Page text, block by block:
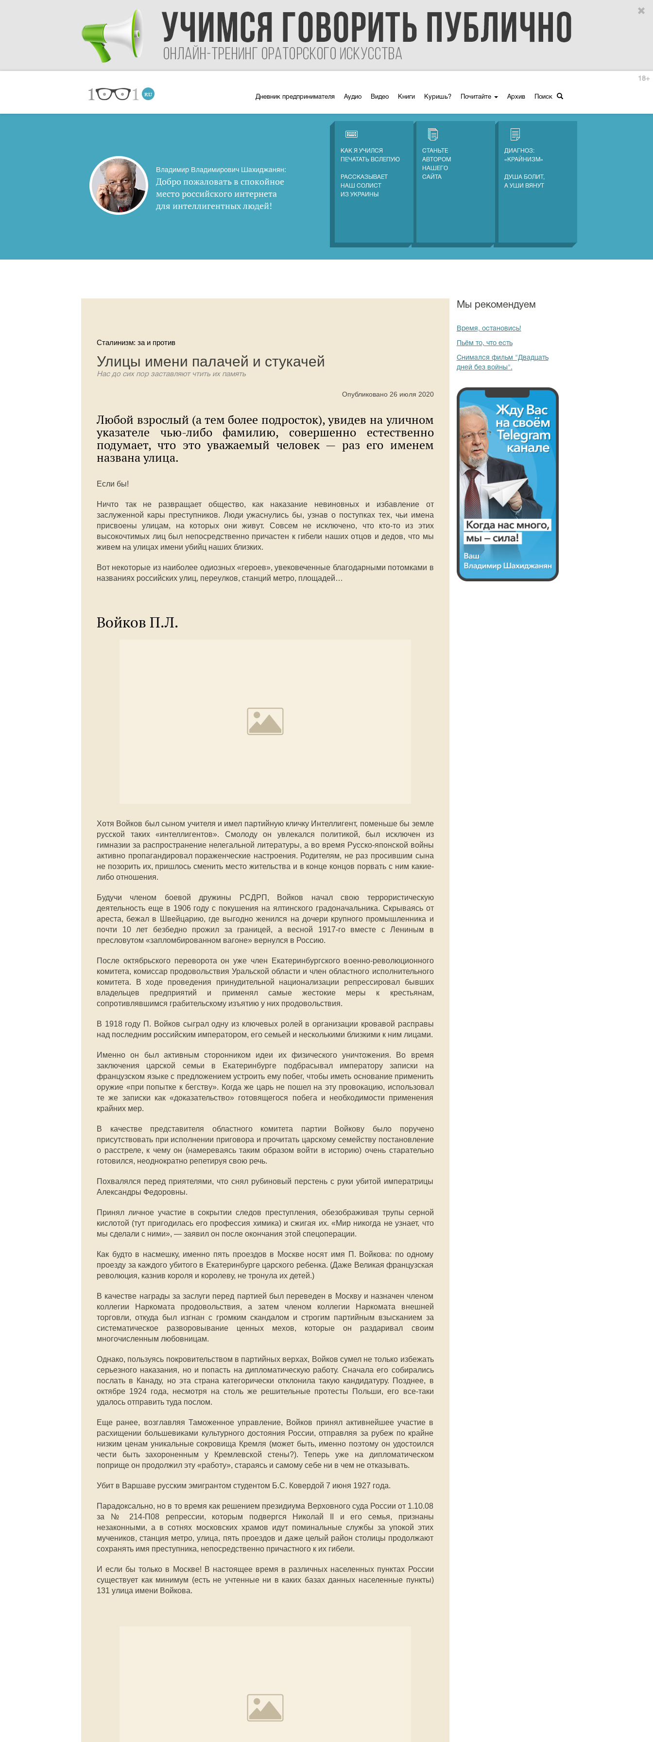
Дневник предпринимателя Аудио Видео Книги Куришь? Почитайте Архив Поиск
18+
Владимир Владимирович Шахиджанян:
Добро пожаловать в спокойное
место российского интернета
для интеллигентных людей!
КАК Я УЧИЛСЯ
ПЕЧАТАТЬ ВСЛЕПУЮ
РАССКАЗЫВАЕТ
НАШ СОЛИСТ
ИЗ УКРАИНЫ
СТАНЬТЕ
АВТОРОМ
НАШЕГО
САЙТА
ДИАГНОЗ:
«КРАЙНИЗМ»
ДУША БОЛИТ,
А УШИ ВЯНУТ
Сталинизм: за и против
Улицы имени палачей и стукачей
Нас до сих пор заставляют чтить их память
Опубликовано 26 июля 2020
Любой взрослый (а тем более подросток), увидев на уличном
указателе чью-либо фамилию, совершенно естественно
подумает, что это уважаемый человек — раз его именем
названа улица.
Если бы!
Ничто так не развращает общество, как наказание невиновных и избавление от
заслуженной кары преступников. Люди ужаснулись бы, узнав о поступках тех, чьи имена
присвоены улицам, на которых они живут. Совсем не исключено, что кто-то из этих
высокочтимых лиц был непосредственно причастен к гибели наших отцов и дедов, что мы
живем на улицах имени убийц наших близких.
Вот некоторые из наиболее одиозных «героев», увековеченные благодарными потомками в
названиях российских улиц, переулков, станций метро, площадей…
Войков П.Л.
Хотя Войков был сыном учителя и имел партийную кличку Интеллигент, поменьше бы земле
русской таких «интеллигентов». Смолоду он увлекался политикой, был исключен из
гимназии за распространение нелегальной литературы, а во время Русско-японской войны
активно пропагандировал пораженческие настроения. Родителям, не раз просившим сына
не позорить их, пришлось сменить место жительства и в конце концов порвать с ним какие-
либо отношения.
Будучи членом боевой дружины РСДРП, Войков начал свою террористическую
деятельность еще в 1906 году с покушения на ялтинского градоначальника. Скрываясь от
ареста, бежал в Швейцарию, где выгодно женился на дочери крупного промышленника и
почти 10 лет безбедно прожил за границей, а весной 1917-го вместе с Лениным в
пресловутом «запломбированном вагоне» вернулся в Россию.
После октябрьского переворота он уже член Екатеринбургского военно-революционного
комитета, комиссар продовольствия Уральской области и член областного исполнительного
комитета. В ходе проведения принудительной национализации репрессировал бывших
владельцев предприятий и применял самые жестокие меры к крестьянам,
сопротивлявшимся грабительскому изъятию у них продовольствия.
В 1918 году П. Войков сыграл одну из ключевых ролей в организации кровавой расправы
над последним российским императором, его семьей и несколькими близкими к ним лицами.
Именно он был активным сторонником идеи их физического уничтожения. Во время
заключения царской семьи в Екатеринбурге подбрасывал императору записки на
французском языке с предложением устроить ему побег, чтобы иметь основание применить
оружие «при попытке к бегству». Когда же царь не пошел на эту провокацию, использовал
те же записки как «доказательство» готовящегося побега и необходимости применения
крайних мер.
В качестве представителя областного комитета партии Войкову было поручено
присутствовать при исполнении приговора и прочитать царскому семейству постановление
о расстреле, к чему он (намереваясь таким образом войти в историю) очень старательно
готовился, неоднократно репетируя свою речь.
Похвалялся перед приятелями, что снял рубиновый перстень с руки убитой императрицы
Александры Федоровны.
Принял личное участие в сокрытии следов преступления, обезображивая трупы серной
кислотой (тут пригодилась его профессия химика) и сжигая их. «Мир никогда не узнает, что
мы сделали с ними», — заявил он после окончания этой спецоперации.
Как будто в насмешку, именно пять проездов в Москве носят имя П. Войкова: по одному
проезду за каждого убитого в Екатеринбурге царского ребенка. (Даже Великая французская
революция, казнив короля и королеву, не тронула их детей.)
В качестве награды за заслуги перед партией был переведен в Москву и назначен членом
коллегии Наркомата продовольствия, а затем членом коллегии Наркомата внешней
торговли, откуда был изгнан с громким скандалом и строгим партийным взысканием за
систематическое разворовывание ценных мехов, которые он раздаривал своим
многочисленным любовницам.
Однако, пользуясь покровительством в партийных верхах, Войков сумел не только избежать
серьезного наказания, но и попасть на дипломатическую работу. Сначала его собирались
послать в Канаду, но эта страна категорически отклонила такую кандидатуру. Позднее, в
октябре 1924 года, несмотря на столь же решительные протесты Польши, его все-таки
удалось отправить туда послом.
Еще ранее, возглавляя Таможенное управление, Войков принял активнейшее участие в
расхищении большевиками культурного достояния России, отправляя за рубеж по крайне
низким ценам уникальные сокровища Кремля (может быть, именно поэтому он удостоился
чести быть захороненным у Кремлевской стены?). Теперь уже на дипломатическом
поприще он продолжил эту «работу», стараясь и самому себе ни в чем не отказывать.
Убит в Варшаве русским эмигрантом студентом Б.С. Ковердой 7 июня 1927 года.
Парадоксально, но в то время как решением президиума Верховного суда России от 1.10.08
за № 214-П08 репрессии, которым подвергся Николай II и его семья, признаны
незаконными, а в сотнях московских храмов идут поминальные службы за упокой этих
мучеников, станция метро, улица, пять проездов и даже целый район столицы продолжают
сохранять имя преступника, непосредственно причастного к их гибели.
И если бы только в Москве! В настоящее время в различных населенных пунктах России
существует как минимум (есть не учтенные ни в каких базах данных населенные пункты)
131 улица имени Войкова.
Мы рекомендуем
Время, остановись!
Пьём то, что есть
Снимался фильм "Двадцать
дней без войны".